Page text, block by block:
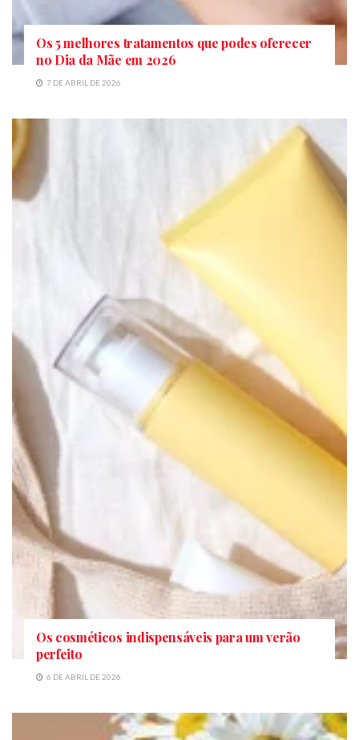
Os 5 melhores tratamentos que podes oferecer
no Dia da Mãe em 2026
7 DE ABRIL DE 2026
Os cosméticos indispensáveis para um verão
perfeito
6 DE ABRIL DE 2026